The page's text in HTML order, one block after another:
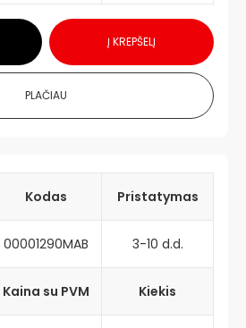
Į KREPŠELĮ
PLAČIAU
Kodas Pristatymas
00001290MAB 3-10 d.d.
Kaina su PVM Kiekis